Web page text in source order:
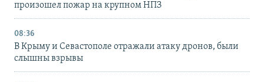
произошел пожар на крупном НПЗ
08:36
В Крыму и Севастополе отражали атаку дронов, были
слышны взрывы